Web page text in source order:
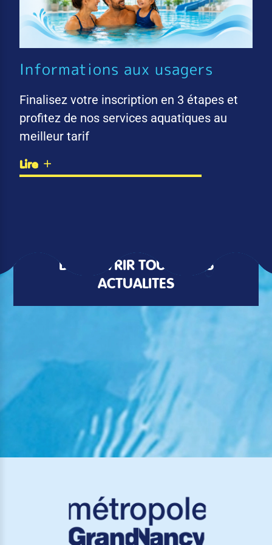
Informations aux usagers
Finalisez votre inscription en 3 étapes et
profitez de nos services aquatiques au
meilleur tarif
Lire
DÉCOUVRIR TOUTES LES
ACTUALITÉS